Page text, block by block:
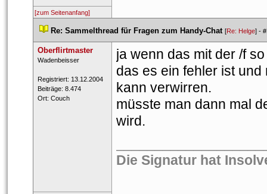
[zum Seitenanfang]
Re: Sammelthread für Fragen zum Handy-Chat [Re: Helge] -
Oberflirtmaster
​Wadenbeisser
Registriert: 13.12.2004
Beiträge: 8.474
Ort: Couch
ja wenn das mit der /f
das es ein fehler ist
kann verwirren.
müsste man dann mal
wird.
Die Signatur hat